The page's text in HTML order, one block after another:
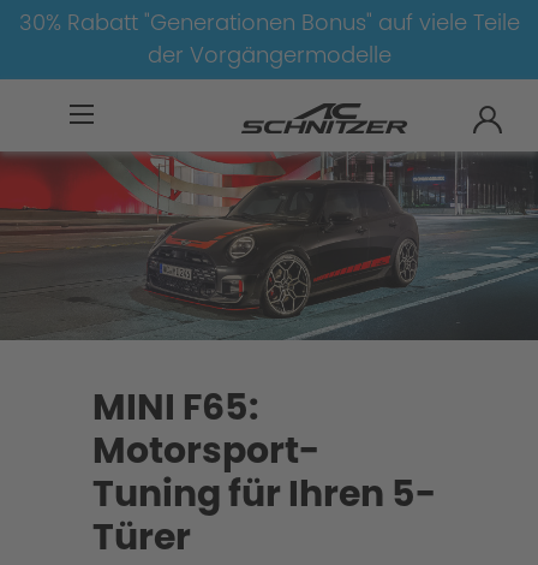
30% Rabatt "Generationen Bonus" auf viele Teile
der Vorgängermodelle
5-Türer-F65
MINI F65:
Motorsport-
Tuning für Ihren 5-
Türer